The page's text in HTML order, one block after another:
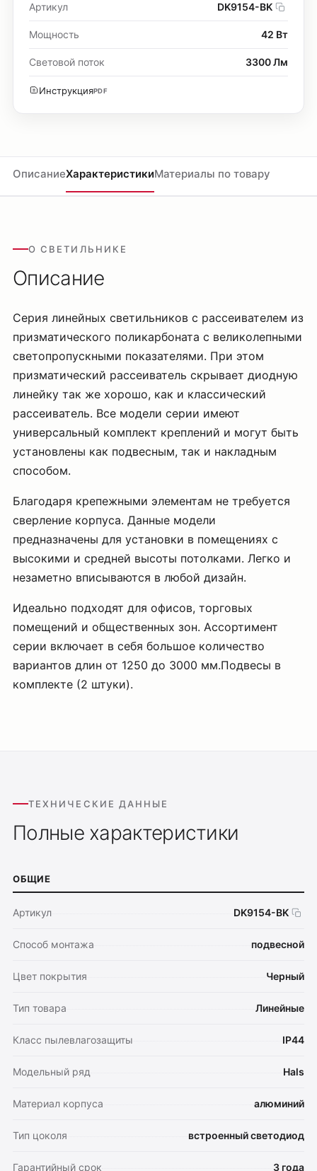
Артикул
DK9154-BK
Мощность 42 Вт
Световой поток 3300 Лм
ИнструкцияPDF
ОписаниеХарактеристикиМатериалы по товару
О СВЕТИЛЬНИКЕ
Описание
Серия линейных светильников с рассеивателем из
призматического поликарбоната с великолепными
светопропускными показателями. При этом
призматический рассеиватель скрывает диодную
линейку так же хорошо, как и классический
рассеиватель. Все модели серии имеют
универсальный комплект креплений и могут быть
установлены как подвесным, так и накладным
способом.
Благодаря крепежными элементам не требуется
сверление корпуса. Данные модели
предназначены для установки в помещениях с
высокими и средней высоты потолками. Легко и
незаметно вписываются в любой дизайн.
Идеально подходят для офисов, торговых
помещений и общественных зон. Ассортимент
серии включает в себя большое количество
вариантов длин от 1250 до 3000 мм.Подвесы в
комплекте (2 штуки).
ТЕХНИЧЕСКИЕ ДАННЫЕ
Полные характеристики
ОБЩИЕ
Артикул DK9154-BK
Способ монтажа подвесной
Цвет покрытия Черный
Тип товара Линейные
Класс пылевлагозащиты IP44
Модельный ряд Hals
Материал корпуса алюминий
Тип цоколя встроенный светодиод
Гарантийный срок 3 года